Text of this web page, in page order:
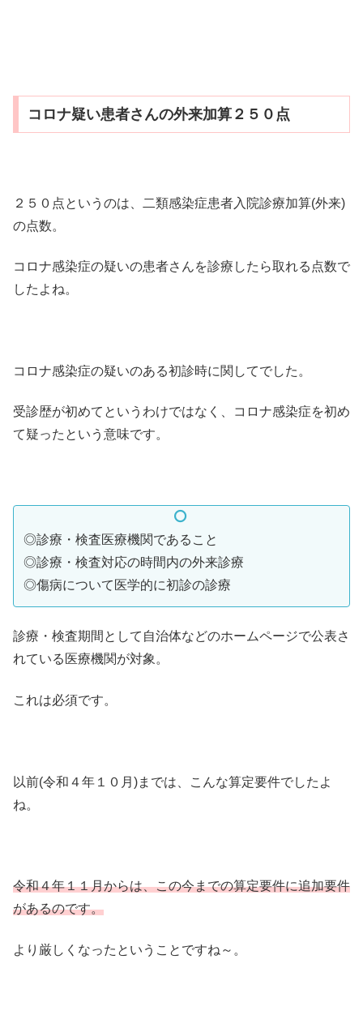
コロナ疑い患者さんの外来加算２５０点
２５０点というのは、二類感染症患者入院診療加算(外来)
の点数。
コロナ感染症の疑いの患者さんを診療したら取れる点数で
したよね。
コロナ感染症の疑いのある初診時に関してでした。
受診歴が初めてというわけではなく、コロナ感染症を初め
て疑ったという意味です。
◎診療・検査医療機関であること
◎診療・検査対応の時間内の外来診療
◎傷病について医学的に初診の診療
診療・検査期間として自治体などのホームページで公表さ
れている医療機関が対象。
これは必須です。
以前(令和４年１０月)までは、こんな算定要件でしたよ
ね。
令和４年１１月からは、この今までの算定要件に追加要件
があるのです。
より厳しくなったということですね～。